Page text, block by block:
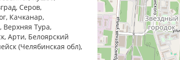
завод
Серов,
Качканар,
Верхняя Тура,
Арти, Белоярский
(Челябинская обл),